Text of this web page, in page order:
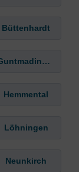
Büttenhardt
Guntmadingen
Hemmental
Löhningen
Neunkirch